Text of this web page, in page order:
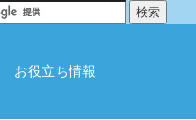
お役立ち情報